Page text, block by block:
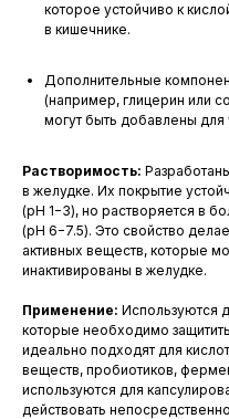
которое устойчиво к
в кишечнике.
Дополнительные
(например, глицерин или
могут быть добавлены для
Растворимость:
в желудке. Их покрытие
(pH 1−3), но растворяется в
(pH 6−7.5). Это свойство
активных веществ, которые
инактивированы в желудке.
Применение: Используются
которые необходимо
идеально подходят для
веществ, пробиотиков,
используются для
действовать
+7 (342) 292-12-52
+7 (800) 600-28-09
order@phkon.ru
О компании
Офис: 614000, Пермский
Пермь, ул. Ленина, д. 26,